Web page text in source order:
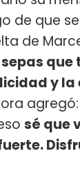
de que
de
y
sé que